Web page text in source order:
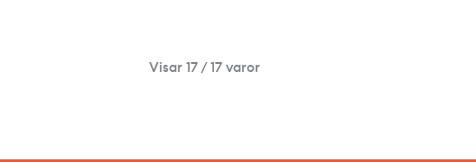
Visar 17 / 17 varor